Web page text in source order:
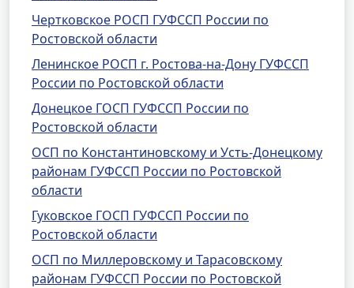
Чертковское РОСП ГУФССП России по
Ростовской области
Ленинское РОСП г. Ростова-на-Дону ГУФССП
России по Ростовской области
Донецкое ГОСП ГУФССП России по
Ростовской области
ОСП по Константиновскому и Усть-Донецкому
районам ГУФССП России по Ростовской
области
Гуковское ГОСП ГУФССП России по
Ростовской области
ОСП по Миллеровскому и Тарасовскому
районам ГУФССП России по Ростовской